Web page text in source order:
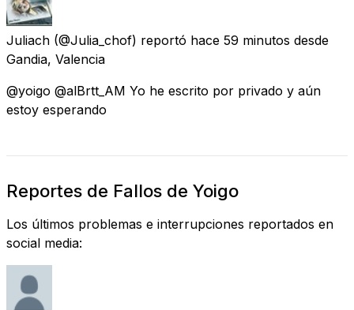
Juliach (@Julia_chof) reportó hace 59 minutos desde
Gandia, Valencia
@yoigo @alBrtt_AM Yo he escrito por privado y aún
estoy esperando
Reportes de Fallos de Yoigo
Los últimos problemas e interrupciones reportados en
social media: